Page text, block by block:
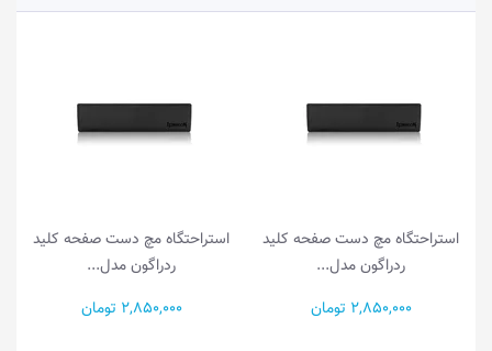
استراحتگاه مچ دست صفحه کلید
ردراگون مدل...
2,850,000 تومان
استراحتگاه مچ دست صفحه کلید
ردراگون مدل...
2,850,000 تومان